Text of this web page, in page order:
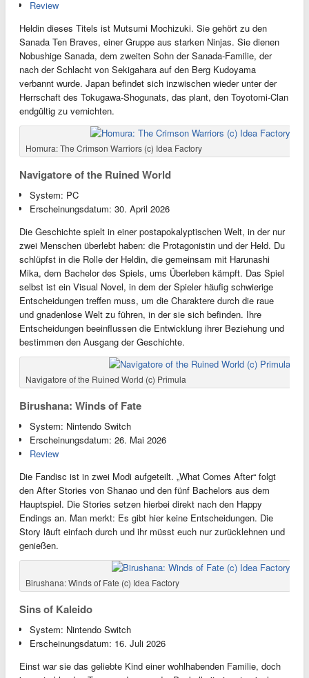
Review
Heldin dieses Titels ist Mutsumi Mochizuki. Sie gehört zu den
Sanada Ten Braves, einer Gruppe aus starken Ninjas. Sie dienen
Nobushige Sanada, dem zweiten Sohn der Sanada-Familie, der
nach der Schlacht von Sekigahara auf den Berg Kudoyama
verbannt wurde. Japan befindet sich inzwischen wieder unter der
Herrschaft des Tokugawa-Shogunats, das plant, den Toyotomi-Clan
endgültig zu vernichten.
Homura: The Crimson Warriors (c) Idea Factory
Navigatore of the Ruined World
System: PC
Erscheinungsdatum: 30. April 2026
Die Geschichte spielt in einer postapokalyptischen Welt, in der nur
zwei Menschen überlebt haben: die Protagonistin und der Held. Du
schlüpfst in die Rolle der Heldin, die gemeinsam mit Harunashi
Mika, dem Bachelor des Spiels, ums Überleben kämpft. Das Spiel
selbst ist ein Visual Novel, in dem der Spieler häufig schwierige
Entscheidungen treffen muss, um die Charaktere durch die raue
und gnadenlose Welt zu führen, in der sie sich befinden. Ihre
Entscheidungen beeinflussen die Entwicklung ihrer Beziehung und
bestimmen den Ausgang der Geschichte.
Navigatore of the Ruined World (c) Primula
Birushana: Winds of Fate
System: Nintendo Switch
Erscheinungsdatum: 26. Mai 2026
Review
Die Fandisc ist in zwei Modi aufgeteilt. „What Comes After“ folgt
den After Stories von Shanao und den fünf Bachelors aus dem
Hauptspiel. Die Stories setzen hierbei direkt nach den Happy
Endings an. Man merkt: Es gibt hier keine Entscheidungen. Die
Story läuft einfach durch und ihr müsst euch nur zurücklehnen und
genießen.
Birushana: Winds of Fate (c) Idea Factory
Sins of Kaleido
System: Nintendo Switch
Erscheinungsdatum: 16. Juli 2026
Einst war sie das geliebte Kind einer wohlhabenden Familie, doch